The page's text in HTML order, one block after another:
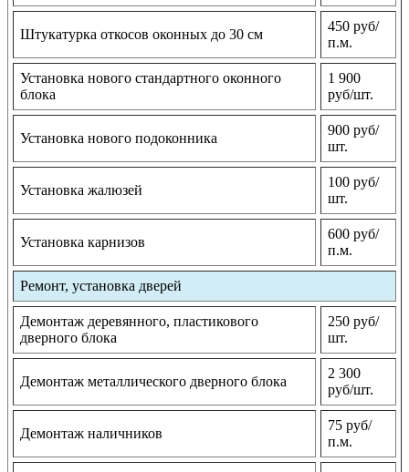
Штукатурка откосов оконных до 30 см
450 руб/
п.м.
Установка нового стандартного оконного
блока
1 900
руб/шт.
Установка нового подоконника
900 руб/
шт.
Установка жалюзей
100 руб/
шт.
Установка карнизов
600 руб/
п.м.
Ремонт, установка дверей
Демонтаж деревянного, пластикового
дверного блока
250 руб/
шт.
Демонтаж металлического дверного блока
2 300
руб/шт.
Демонтаж наличников
75 руб/
п.м.